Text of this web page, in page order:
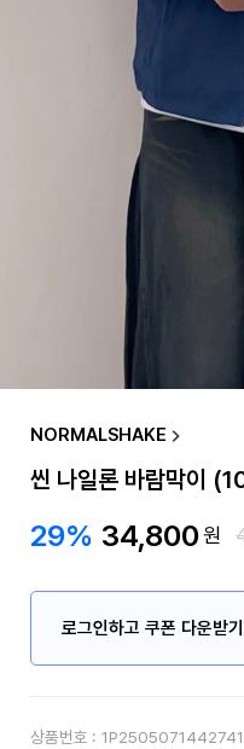
NORMALSHAKE
씬 나일론 바람막이
29% 34,800원
로그인하고 쿠폰 다운받기
상품번호 : 1P2505071442741